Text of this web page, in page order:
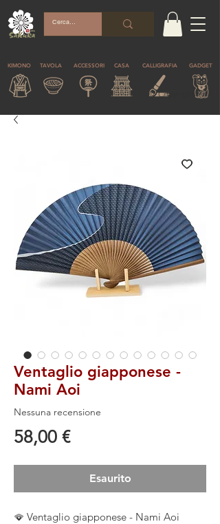
KIMONO TAVOLA ACCESSORI CASA CALLIGRAFIA GADGET
© Copyright
Ventaglio giapponese -
Nami Aoi
Nessuna recensione
58,00 €Prezzo
Esaurito
🪭 Ventaglio giapponese - Nami Aoi